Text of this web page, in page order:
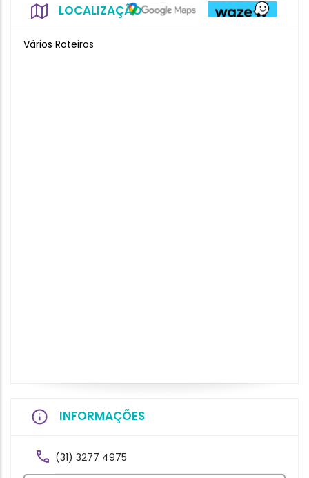
LOCALIZAÇÃO
Vários Roteiros
INFORMAÇÕES
(31) 3277 4975